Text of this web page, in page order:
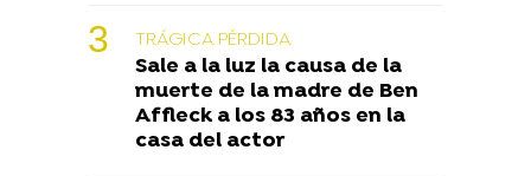
TRÁGICA PÉRDIDA
Sale a la luz la causa de la
muerte de la madre de Ben
Affleck a los 83 años en la
casa del actor